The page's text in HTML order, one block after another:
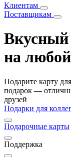
Клиентам
Поставщикам
Вкусный
на
Подарите карту
подарок —
друзей
Подарки для
Подарочные карты
Поддержка